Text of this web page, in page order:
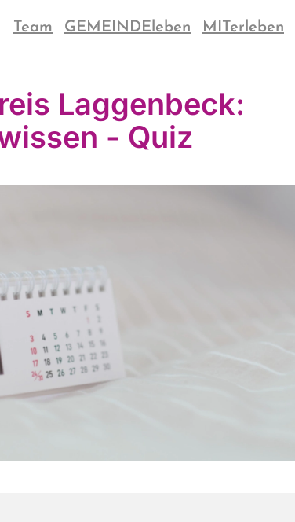
Team GEMEINDEleben MITerleben
Laggenbeck:
- Quiz